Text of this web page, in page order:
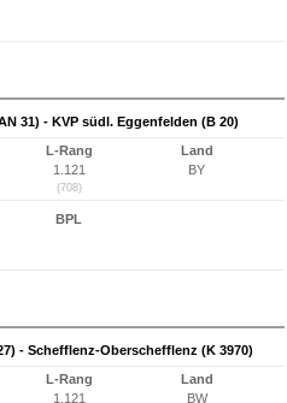
31) - KVP südl. Eggenfelden (B 20)
L-Rang
1.121
(708)
Land
BY
BPL
- Schefflenz-Oberschefflenz (K 3970)
L-Rang
1.121
Land
BW